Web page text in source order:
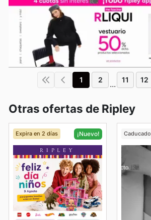
1 2 ... 11 12
Otras ofertas de Ripley
Expira en 2 días ¡Nuevo! Caducado